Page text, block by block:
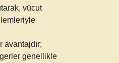
vücut
avantajdır;
genellikle